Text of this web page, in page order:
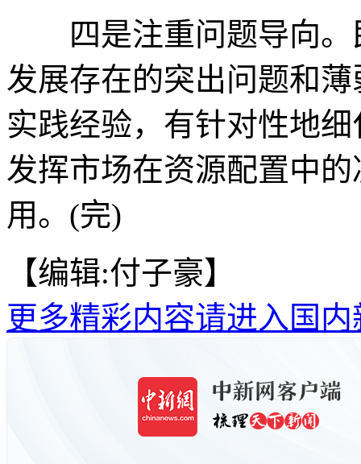
四是注重问题导向。
发展存在的突出问题和
实践经验，有针对性地
发挥市场在资源配置中
用。(完)
【编辑:付子豪】
更多精彩内容请进入国内